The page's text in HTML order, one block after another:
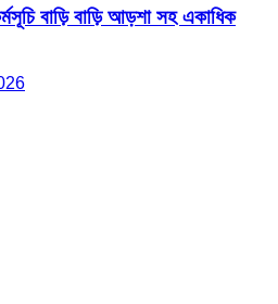
বাড়ি বাড়ি আড়শা সহ একাধিক